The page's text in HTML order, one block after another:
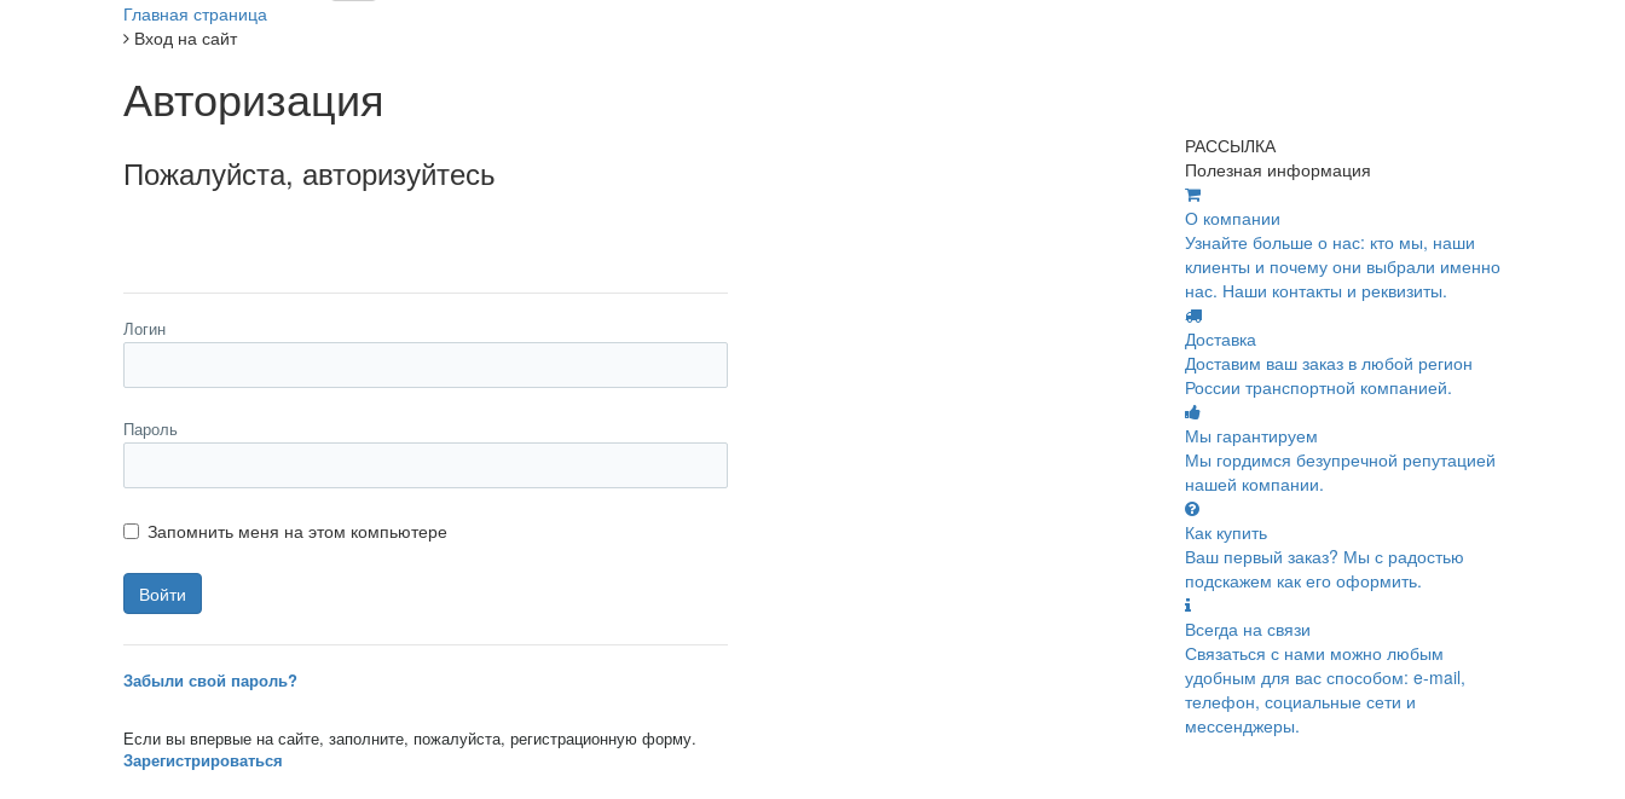
Главная страница
Вход на сайт
Авторизация
Пожалуйста, авторизуйтесь
Логин
Пароль
Запомнить меня на этом компьютере
Забыли свой пароль?
Если вы впервые на сайте, заполните, пожалуйста, регистрационную форму.
Зарегистрироваться
РАССЫЛКА
Полезная информация
О компании
Узнайте больше о нас: кто мы, наши
клиенты и почему они выбрали именно
нас. Наши контакты и реквизиты.
Доставка
Доставим ваш заказ в любой регион
России транспортной компанией.
Мы гарантируем
Мы гордимся безупречной репутацией
нашей компании.
Как купить
Ваш первый заказ? Мы с радостью
подскажем как его оформить.
Всегда на связи
Связаться с нами можно любым
удобным для вас способом: e-mail,
телефон, социальные сети и
мессенджеры.